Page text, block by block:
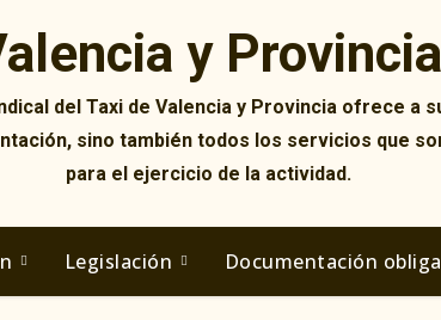
y Provincia
del Taxi de Valencia y Provincia ofrece a
sino también todos los servicios que
para el ejercicio de la actividad.
Legislación Documentación